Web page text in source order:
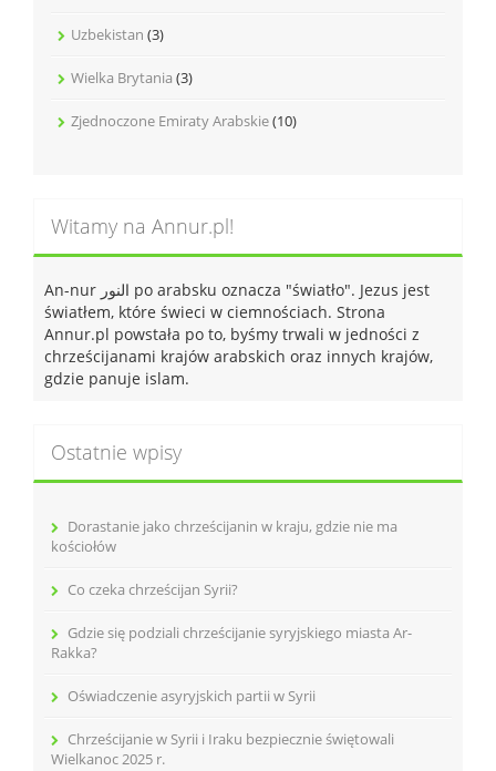
Uzbekistan (3)
Wielka Brytania (3)
Zjednoczone Emiraty Arabskie(10)
Witamy na Annur.pl!
An-nur النور po arabsku oznacza "światło". Jezus jest
światłem, które świeci w ciemnościach. Strona
Annur.pl powstała po to, byśmy trwali w jedności z
chrześcijanami krajów arabskich oraz innych krajów,
gdzie panuje islam.
Ostatnie wpisy
Dorastanie jako chrześcijanin w kraju, gdzie nie ma
kościołów
Co czeka chrześcijan Syrii?
Gdzie się podziali chrześcijanie syryjskiego miasta Ar-
Rakka?
Oświadczenie asyryjskich partii w Syrii
Chrześcijanie w Syrii i Iraku bezpiecznie świętowali
Wielkanoc 2025 r.